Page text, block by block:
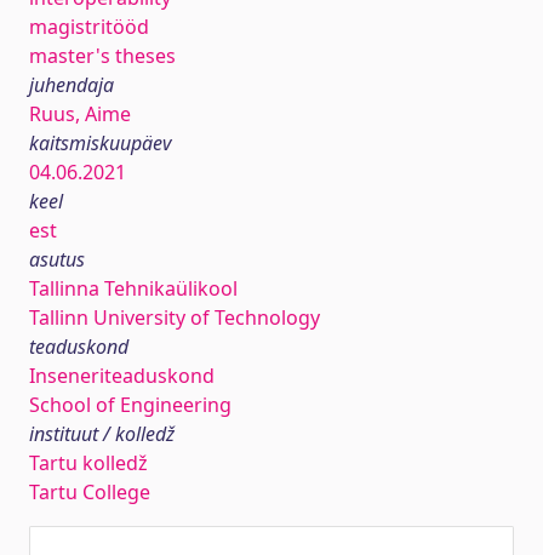
magistritööd
master's theses
juhendaja
Ruus, Aime
kaitsmiskuupäev
04.06.2021
keel
est
asutus
Tallinna Tehnikaülikool
Tallinn University of Technology
teaduskond
Inseneriteaduskond
School of Engineering
instituut / kolledž
Tartu kolledž
Tartu College